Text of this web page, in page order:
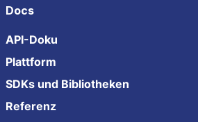
Docs
API-Doku
Plattform
SDKs und Bibliotheken
Referenz